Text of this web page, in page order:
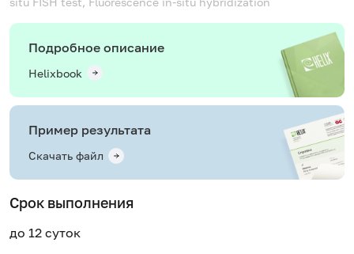
Подробное описание
Helixbook
Пример результата
Скачать файл
Срок выполнения
до 12 суток